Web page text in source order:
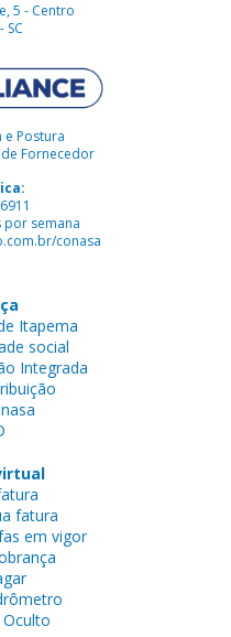
5 - Centro
SC
e Postura
Fornecedor
por semana
conasa
Itapema
social
Integrada
fatura
em vigor